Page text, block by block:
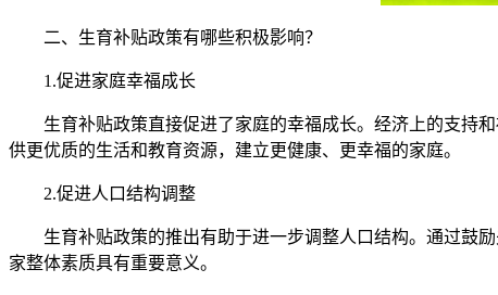
二、生育补贴政策有哪些积极影响？
1.促进家庭幸福成长
生育补贴政策直接促进了家庭的幸福成长。经济上的支持和
供更优质的生活和教育资源，建立更健康、更幸福的家庭。
2.促进人口结构调整
生育补贴政策的推出有助于进一步调整人口结构。通过鼓励
家整体素质具有重要意义。